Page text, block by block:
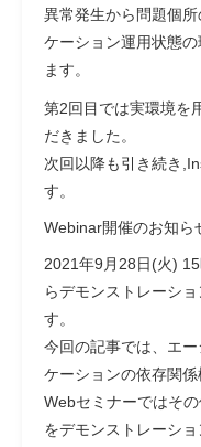
異常発生から問題個
ケーション運用状態
ます。
第2回目では実環境を
だきました。
次回以降も引き続き
す。
Webinar開催のお知ら
2021年9月28日(火)
らデモンストレーシ
す。
今回の記事では、エ
ケーションの依存関係
Webセミナーではそ
をデモンストレーシ